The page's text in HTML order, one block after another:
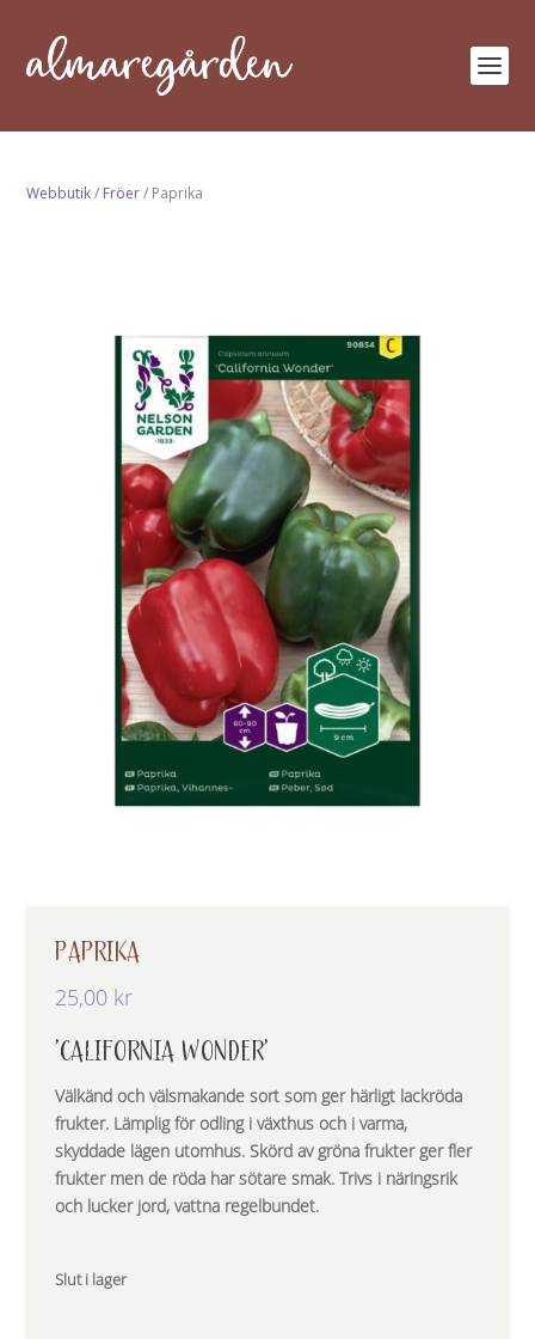
Webbutik/ Fröer/ Paprika
PAPRIKA
25,00 kr
’CALIFORNIA WONDER’
Välkänd och välsmakande sort som ger härligt lackröda
frukter. Lämplig för odling i växthus och i varma,
skyddade lägen utomhus. Skörd av gröna frukter ger fler
frukter men de röda har sötare smak. Trivs i näringsrik
och lucker jord, vattna regelbundet.
Slut i lager